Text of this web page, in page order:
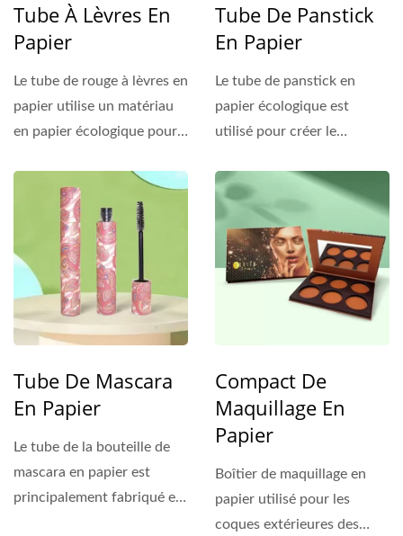
Tube À Lèvres En
Papier
Le tube de rouge à lèvres en
papier utilise un matériau
en papier écologique pour
Tube De Panstick
En Papier
Le tube de panstick en
papier écologique est
utilisé pour créer le
Tube De Mascara
En Papier
Le tube de la bouteille de
mascara en papier est
principalement fabriqué en
Compact De
Maquillage En
Papier
Boîtier de maquillage en
papier utilisé pour les
coques extérieures des